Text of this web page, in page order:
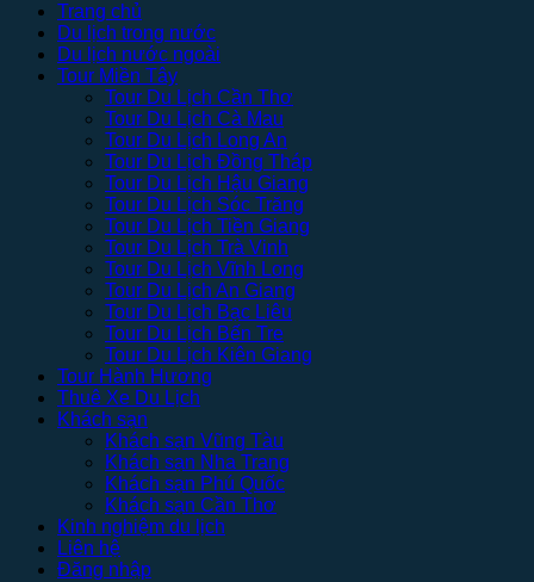
Trang chủ
Du lịch trong nước
Du lịch nước ngoài
Tour Miền Tây
Tour Du Lịch Cần Thơ
Tour Du Lịch Cà Mau
Tour Du Lịch Long An
Tour Du Lịch Đồng Tháp
Tour Du Lịch Hậu Giang
Tour Du Lịch Sóc Trăng
Tour Du Lịch Tiền Giang
Tour Du Lịch Trà Vinh
Tour Du Lịch Vĩnh Long
Tour Du Lịch An Giang
Tour Du Lịch Bạc Liêu
Tour Du Lịch Bến Tre
Tour Du Lịch Kiên Giang
Tour Hành Hương
Thuê Xe Du Lịch
Khách sạn
Khách sạn Vũng Tàu
Khách sạn Nha Trang
Khách sạn Phú Quốc
Khách sạn Cần Thơ
Kinh nghiệm du lịch
Liên hệ
Đăng nhập